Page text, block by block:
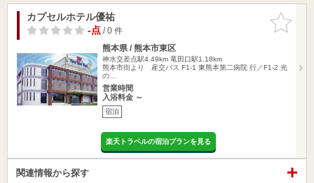
お気に入
りに追加
カプセルホテル優祐
-点/ 0 件
熊本県 / 熊本市東区
神水交差点駅4.49km 竜田口駅1.18km
熊本市街より 産交バス F1-1 東熊本第二病院 行／F1-2 光
の…
営業時間
入浴料金 ～
宿泊
楽天トラベルの宿泊プランを見る
関連情報から探す